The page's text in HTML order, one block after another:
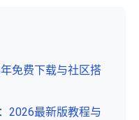
免费下载与社区搭
2026最新版教程与